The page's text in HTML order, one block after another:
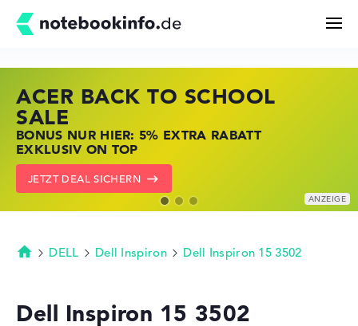
Kaufberatung
Technik & Wissen
Deals
ACER BACK TO SCHOOL
SALE
BONUS NUR HIER: 5% EXTRA RABATT
EXKLUSIV ON TOP
JETZT DEAL SICHERN
HP STORE SSV DEALS
JETZT ZUGREIFEN: NOTEBOOKS BEI HP
KRÄFTIG REDUZIERT
ZU DEN HP ANGEBOTEN
LENOVO LAPTOP DEALS
NOTEBOOKS BEI LENOVO JETZT
KRÄFTIG REDUZIERT
LENOVO DEALS ZEIGEN
Startseite
DELL Dell Inspiron Dell Inspiron 15 3502
Dell Inspiron 15 3502